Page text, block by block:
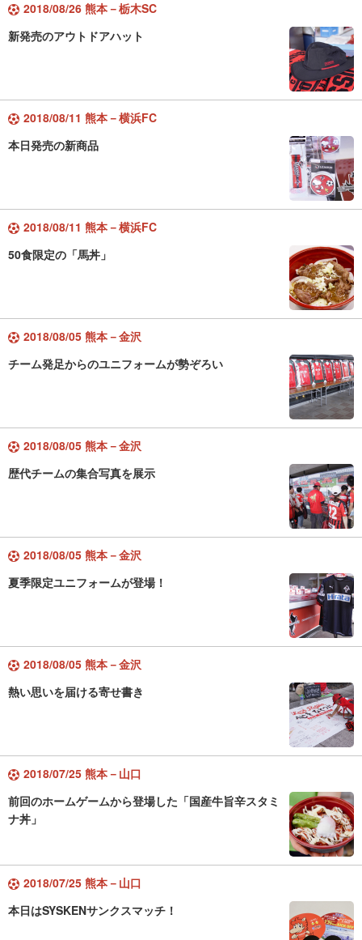
2018/08/26 熊本－栃木SC
新発売のアウトドアハット
2018/08/11 熊本－横浜FC
本日発売の新商品
2018/08/11 熊本－横浜FC
50食限定の「馬丼」
2018/08/05 熊本－金沢
チーム発足からのユニフォームが勢ぞろい
2018/08/05 熊本－金沢
歴代チームの集合写真を展示
2018/08/05 熊本－金沢
夏季限定ユニフォームが登場！
2018/08/05 熊本－金沢
熱い思いを届ける寄せ書き
2018/07/25 熊本－山口
前回のホームゲームから登場した「国産牛旨辛スタミ
ナ丼」
2018/07/25 熊本－山口
本日はSYSKENサンクスマッチ！